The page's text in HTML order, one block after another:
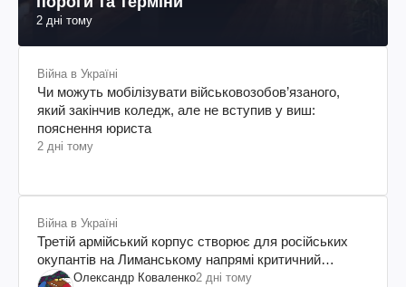
2 дні тому
Війна в Україні
Чи можуть мобілізувати військовозобов’язаного,
який закінчив коледж, але не вступив у виш:
пояснення юриста
2 дні тому
Війна в Україні
Третій армійський корпус створює для російських
окупантів на Лиманському напрямі критичний
дискомфорт: як це вдалося
Олександр Коваленко2 дні тому